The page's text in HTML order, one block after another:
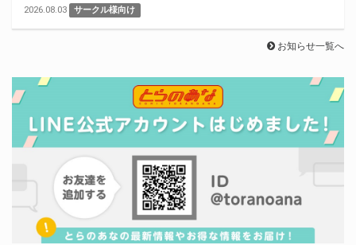
2026.08.03 サークル様向け
お知らせ一覧へ